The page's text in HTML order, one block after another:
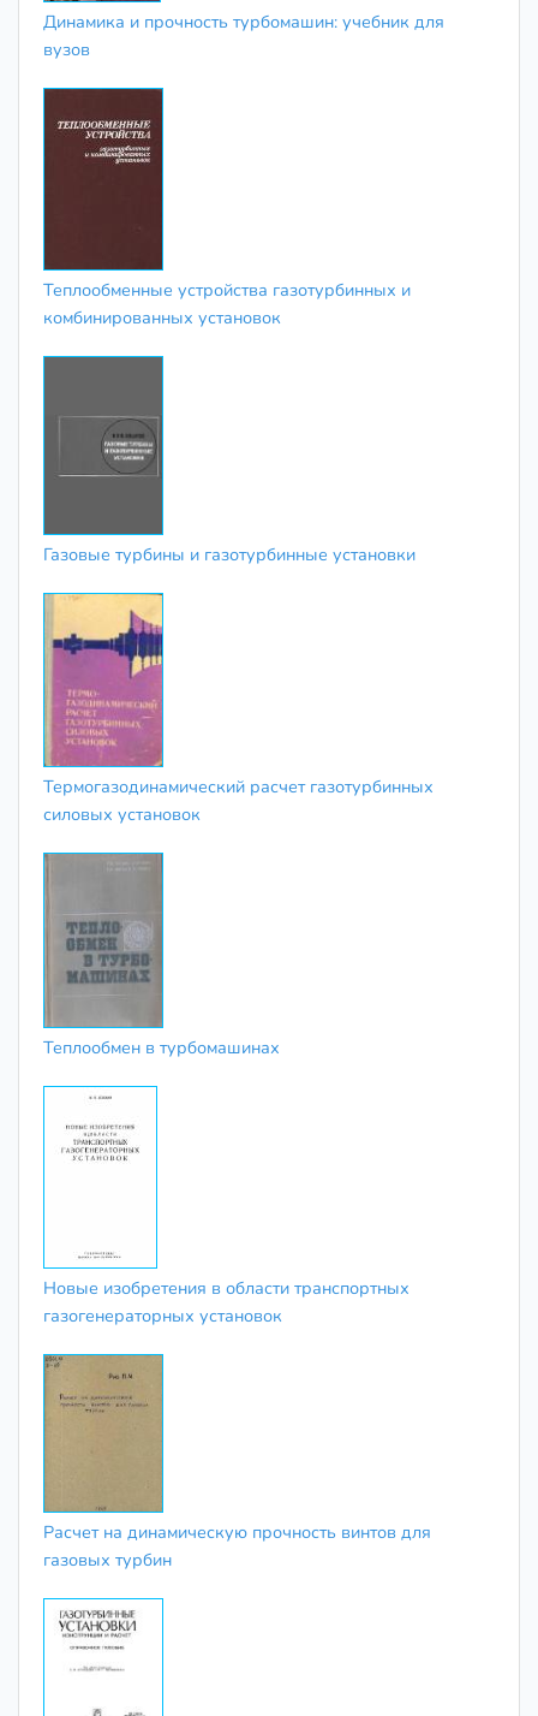
Динамика и прочность турбомашин: учебник для
вузов
Теплообменные устройства газотурбинных и
комбинированных установок
Газовые турбины и газотурбинные установки
Термогазодинамический расчет газотурбинных
силовых установок
Теплообмен в турбомашинах
Новые изобретения в области транспортных
газогенераторных установок
Расчет на динамическую прочность винтов для
газовых турбин